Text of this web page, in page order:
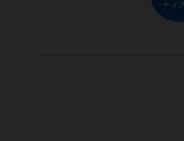
ナイ